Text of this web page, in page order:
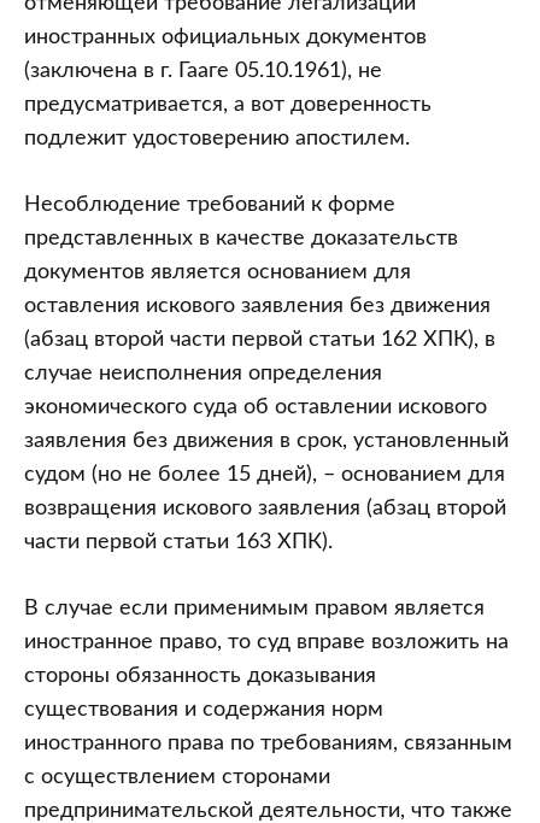
иностранных официальных документов
(заключена в г. Гааге 05.10.1961), не
предусматривается, а вот доверенность
подлежит удостоверению апостилем.
Несоблюдение требований к форме
представленных в качестве доказательств
документов является основанием для
оставления искового заявления без движения
(абзац второй части первой статьи 162 ХПК), в
случае неисполнения определения
экономического суда об оставлении искового
заявления без движения в срок, установленный
судом (но не более 15 дней), – основанием для
возвращения искового заявления (абзац второй
части первой статьи 163 ХПК).
В случае если применимым правом является
иностранное право, то суд вправе возложить на
стороны обязанность доказывания
существования и содержания норм
иностранного права по требованиям, связанным
с осуществлением сторонами
предпринимательской деятельности, что также